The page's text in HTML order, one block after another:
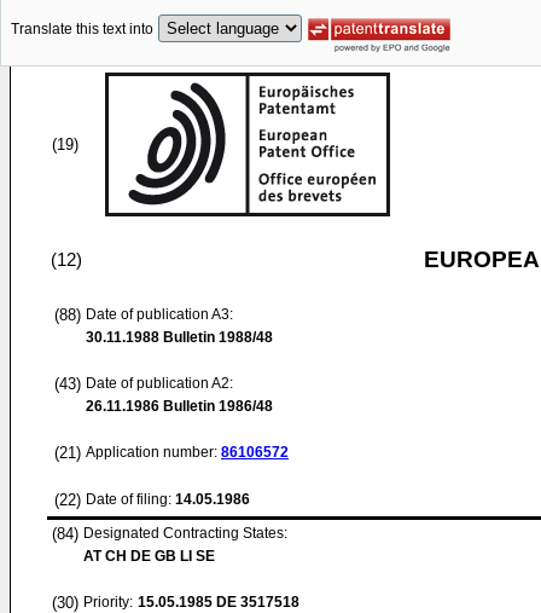
Translate this text into
(19)
(12)
(88) Date of publication A3:
30.11.1988 Bulletin 1988/48
(43) Date of publication A2:
26.11.1986 Bulletin 1986/48
(21) Application number: 86106572
(22) Date of filing: 14.05.1986
(84) Designated Contracting States:
AT CH DE GB LI SE
(30) Priority: 15.05.1985 DE 3517518